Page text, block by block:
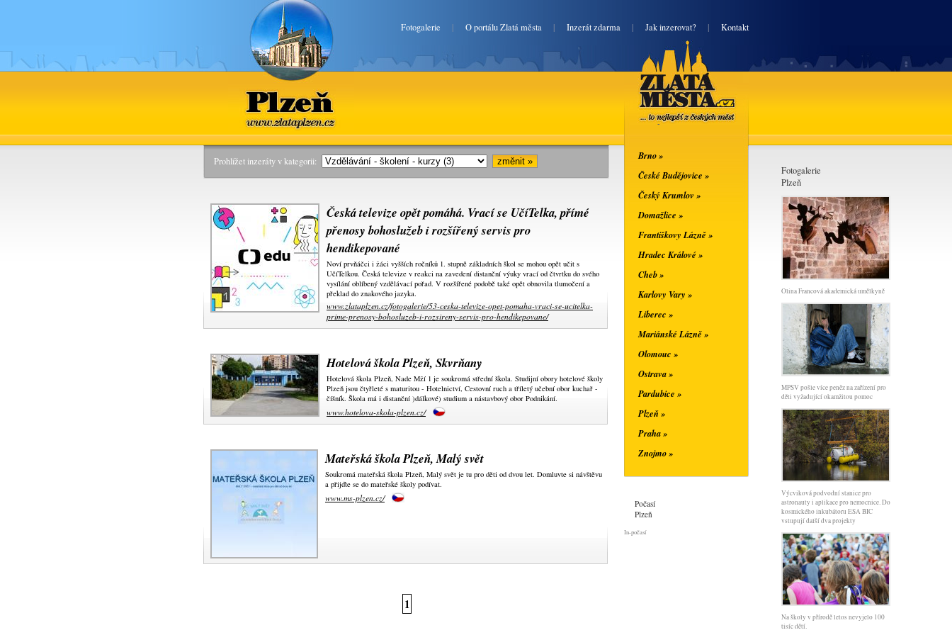
Fotogalerie | O portálu Zlatá města | Inzerát zdarma | Jak inzerovat? | Kontakt
Plzeň
www.zlataplzen.cz
Prohlížet inzeráty v kategorii:
Česká televize opět pomáhá. Vrací se UčíTelka, přímé
přenosy bohoslužeb i rozšířený servis pro
hendikepované
Noví prvňáčci i žáci vyšších ročníků 1. stupně základních škol se mohou opět učit s
UčíTelkou. Česká televize v reakci na zavedení distanční výuky vrací od čtvrtku do svého
vysílání oblíbený vzdělávací pořad. V rozšířené podobě také opět obnovila tlumočení a
překlad do znakového jazyka.
www.zlataplzen.cz/fotogalerie/53-ceska-televize-opet-pomaha-vraci-se-ucitelka-
prime-prenosy-bohosluzeb-i-rozsireny-servis-pro-hendikepovane/
Hotelová škola Plzeň, Skvrňany
Hotelová škola Plzeň, Nade Mží 1 je soukromá střední škola. Studijní obory hotelové školy
Plzeň jsou čtyřleté s maturitou - Hotelnictví, Cestovní ruch a tříletý učební obor kuchař -
číšník. Škola má i distanční )dálkové) studium a nástavbový obor Podnikání.
www.hotelova-skola-plzen.cz/
Mateřská škola Plzeň, Malý svět
Soukromá mateřská škola Plzeň, Malý svět je tu pro děti od dvou let. Domluvte si návštěvu
a přijďte se do mateřské školy podívat.
www.ms-plzen.cz/
1
Fotogalerie
Plzeň
Olina Francová akademická umělkyně
MPSV pošle více peněz na zařízení pro
děti vyžadující okamžitou pomoc
Výcviková podvodní stanice pro
astronauty i aplikace pro nemocnice. Do
kosmického inkubátoru ESA BIC
vstupují další dva projekty
Na školy v přírodě letos nevyjelo 100
tisíc dětí.
Zlatá města
... to nejlepší z
českých měst
Brno »
České Budějovice »
Český Krumlov »
Domažlice »
Františkovy Lázně »
Hradec Králové »
Cheb »
Karlovy Vary »
Liberec »
Mariánské Lázně »
Olomouc »
Ostrava »
Pardubice »
Plzeň »
Praha »
Znojmo »
Počasí
Plzeň
In-počasí